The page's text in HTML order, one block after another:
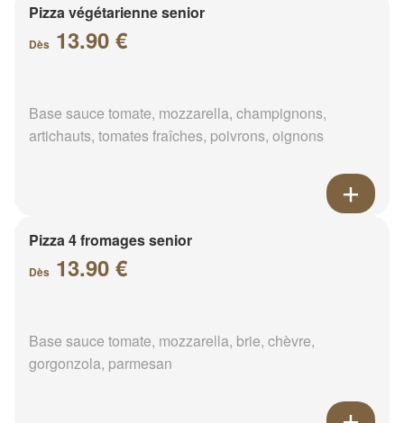
Pizza végétarienne senior
Dès 13.90 €
Base sauce tomate, mozzarella, champignons,
artichauts, tomates fraîches, poivrons, oignons
Pizza 4 fromages senior
Dès 13.90 €
Base sauce tomate, mozzarella, brie, chèvre,
gorgonzola, parmesan